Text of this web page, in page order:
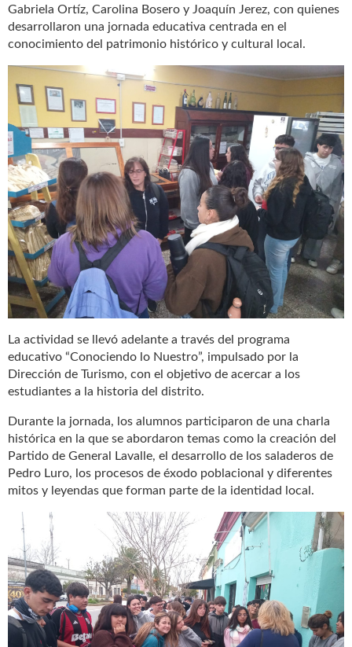
Gabriela Ortíz, Carolina Bosero y Joaquín Jerez, con quienes
desarrollaron una jornada educativa centrada en el
conocimiento del patrimonio histórico y cultural local.
La actividad se llevó adelante a través del programa
educativo “Conociendo lo Nuestro”, impulsado por la
Dirección de Turismo, con el objetivo de acercar a los
estudiantes a la historia del distrito.
Durante la jornada, los alumnos participaron de una charla
histórica en la que se abordaron temas como la creación del
Partido de General Lavalle, el desarrollo de los saladeros de
Pedro Luro, los procesos de éxodo poblacional y diferentes
mitos y leyendas que forman parte de la identidad local.